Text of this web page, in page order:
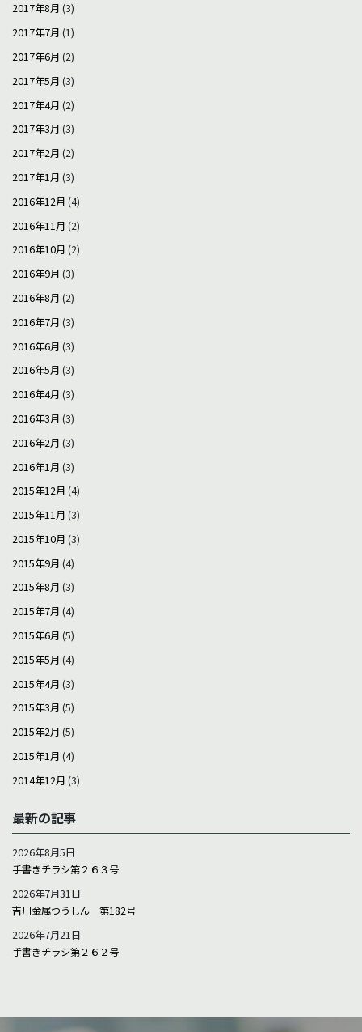
2017年8月 (3)
2017年7月 (1)
2017年6月 (2)
2017年5月 (3)
2017年4月 (2)
2017年3月 (3)
2017年2月 (2)
2017年1月 (3)
2016年12月 (4)
2016年11月 (2)
2016年10月 (2)
2016年9月 (3)
2016年8月 (2)
2016年7月 (3)
2016年6月 (3)
2016年5月 (3)
2016年4月 (3)
2016年3月 (3)
2016年2月 (3)
2016年1月 (3)
2015年12月 (4)
2015年11月 (3)
2015年10月 (3)
2015年9月 (4)
2015年8月 (3)
2015年7月 (4)
2015年6月 (5)
2015年5月 (4)
2015年4月 (3)
2015年3月 (5)
2015年2月 (5)
2015年1月 (4)
2014年12月 (3)
最新の記事
手書きチラシ第２６３号
2026年8月5日
吉川金属つうしん 第182号
2026年7月31日
手書きチラシ第２６２号
2026年7月21日